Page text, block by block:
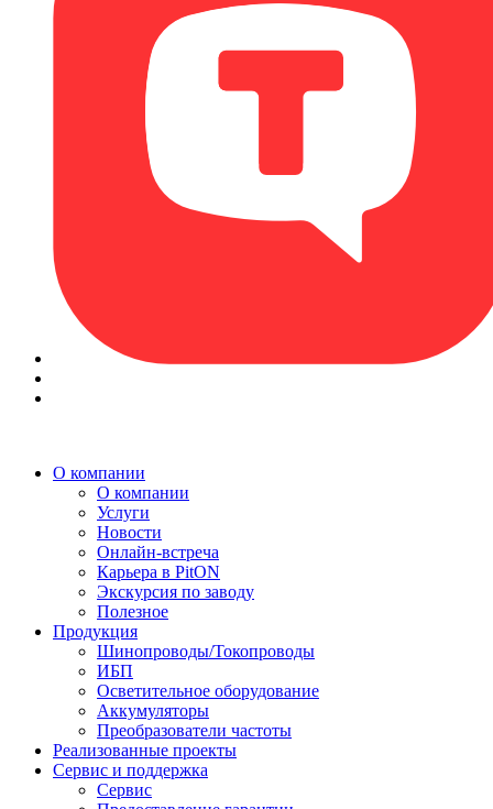
О компании
О компании
Услуги
Новости
Онлайн-встреча
Карьера в PitON
Экскурсия по заводу
Полезное
Продукция
Шинопроводы/Токопроводы
ИБП
Осветительное оборудование
Аккумуляторы
Преобразователи частоты
Реализованные проекты
Сервис и поддержка
Сервис